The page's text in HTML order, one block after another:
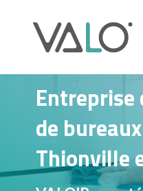
Entreprise
de
Thionville